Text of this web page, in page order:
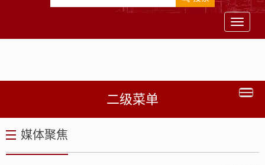
Toggle
二级菜单
媒体聚焦